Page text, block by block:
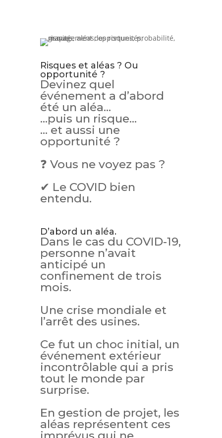
Risques et aléas ? Ou
opportunité ?
Devinez quel
événement a d’abord
été un aléa…
…puis un risque…
… et aussi une
opportunité ?
❓ Vous ne voyez pas ?
✔ Le COVID bien
entendu.
D’abord un aléa.
Dans le cas du COVID-19,
personne n’avait
anticipé un
confinement de trois
mois.
Une crise mondiale et
l’arrêt des usines.
Ce fut un choc initial, un
événement extérieur
incontrôlable qui a pris
tout le monde par
surprise.
En gestion de projet, les
aléas représentent ces